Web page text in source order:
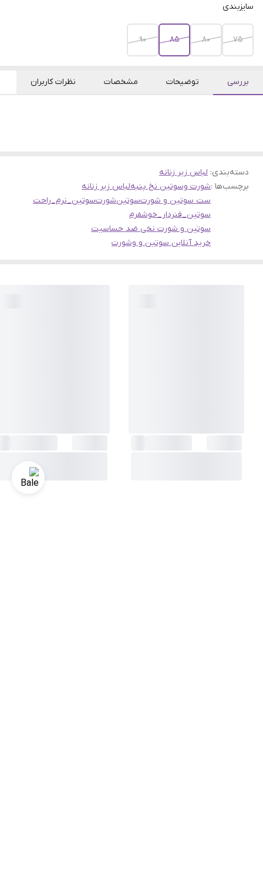
سایزبندی
75
80
85
90
بررسی توضیحات مشخصات نظرات کاربران
دسته‌بندی: لباس زیر زنانه
برچسب‌ها :شورت وسوتین نخ پنبهلباس زیر زنانه
ست سوتین و شورتسوتینشورتسوتین_نرم_راحت
سوتین_فنردار_خوشفرم
سوتین و شورت نخی ضد حساسیت
خرید آنلاین سوتین و وشورت